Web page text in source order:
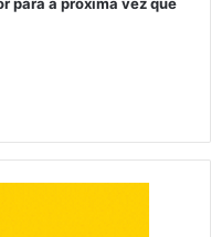
para a próxima vez que